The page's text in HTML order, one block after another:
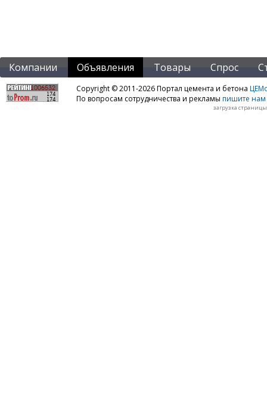
Компании Объявления Товары Спрос
Copyright © 2011-2026 Портал цемента и бетона
По вопросам сотрудничества и рекламы пишите нам
загрузка